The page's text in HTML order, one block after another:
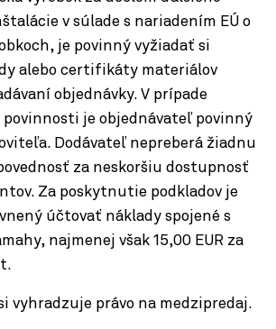
v súlade s nariadením EÚ o
je povinný vyžiadať si
alebo certifikáty materiálov
objednávky. V prípade
je objednávateľ povinný
Dodávateľ nepreberá žiadnu
za neskoršiu dostupnosť
Za poskytnutie podkladov je
účtovať náklady spojené s
najmenej však 15,00 EUR za
vyhradzuje právo na medzipredaj.